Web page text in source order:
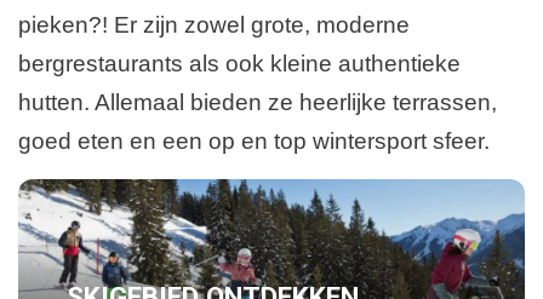
pieken?! Er zijn zowel grote, moderne
bergrestaurants als ook kleine authentieke
hutten. Allemaal bieden ze heerlijke terrassen,
goed eten en een op en top wintersport sfeer.